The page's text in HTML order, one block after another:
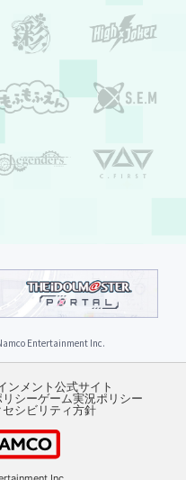
Entertainment Inc.
ンメント公式サイト
シーゲーム実況ポリシー
シビリティ方針